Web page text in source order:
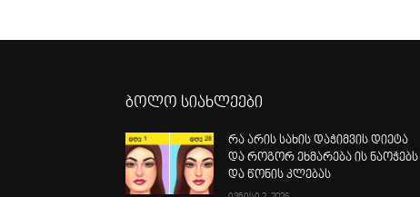
ბოლო სიახლეები
რა არის სახის დაჭიმვის დიეტა
და როგორ ეხმარება ის ნაოჭებს
და წონის კლებას